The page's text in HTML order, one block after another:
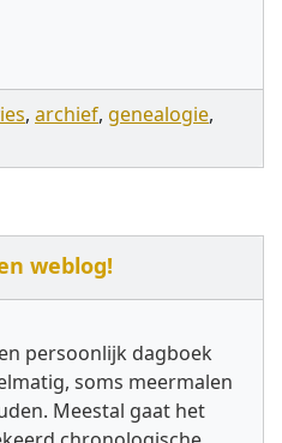
, archief, genealogie,
weblog!
persoonlijk dagboek
soms meermalen
Meestal gaat het